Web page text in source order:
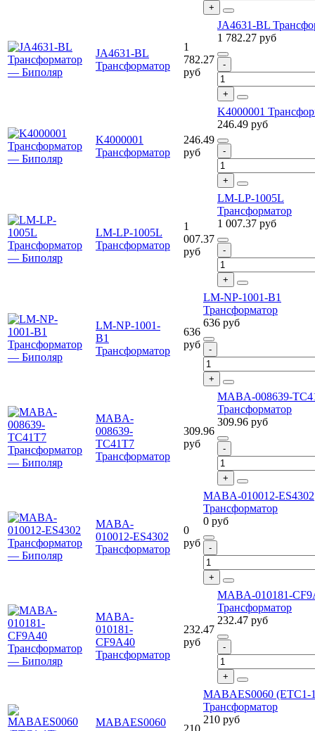
JA4631-BL
Трансформатор
1
782.27
руб
JA4631-BL
1 782.27 руб
K4000001
Трансформатор
246.49
руб
K4000001
246.49 руб
LM-LP-1005L
Трансформатор
1
007.37
руб
LM-LP-1005L
Трансформатор
1 007.37 руб
LM-NP-1001-
B1
Трансформатор
636
руб
LM-NP-1001-B1
Трансформатор
636 руб
MABA-
008639-
TC41T7
Трансформатор
309.96
руб
MABA-008639-
Трансформатор
309.96 руб
MABA-
010012-ES4302
Трансформатор
0
руб
MABA-010012-ES4302
Трансформатор
0 руб
MABA-
010181-
CF9A40
Трансформатор
232.47
руб
MABA-010181-
Трансформатор
232.47 руб
MABAES0060
210
MABAES0060 (ETC1-
Трансформатор
210 руб